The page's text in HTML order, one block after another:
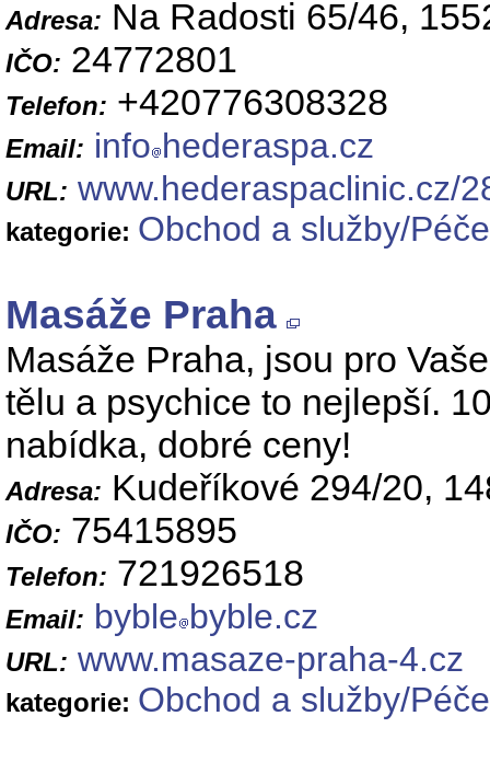
Adresa: Na Radosti 65/46,
IČO: 24772801
Telefon: +420776308328
Email: info hederaspa.cz
URL: www.hederaspaclinic.cz/
kategorie: Obchod a služby/
Masáže Praha
Masáže Praha, jsou pro
tělu a psychice to nejlepší.
nabídka, dobré ceny!
Adresa: Kudeříkové 294/20,
IČO: 75415895
Telefon: 721926518
Email: byble byble.cz
URL: www.masaze-praha-4.cz
kategorie: Obchod a služby/